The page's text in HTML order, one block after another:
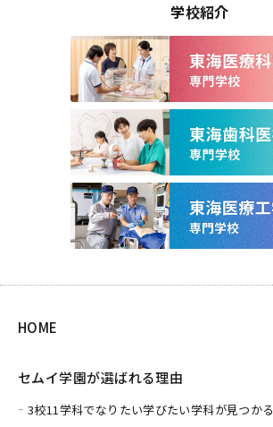
学校紹介
HOME
セムイ学園が選ばれる理由
3校11学科でなりたい学びたい学科が見つかる